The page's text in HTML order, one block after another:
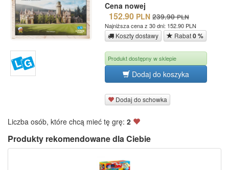
Cena nowej
152.90 PLN 239.90 PLN
Najniższa cena z 30 dni: 152.90 PLN
Koszty dostawy Rabat0 %
Produkt dostępny w sklepie
Dodaj do koszyka
Dodaj do schowka
Liczba osób, które chcą mieć tę grę: 2
Produkty rekomendowane dla Ciebie